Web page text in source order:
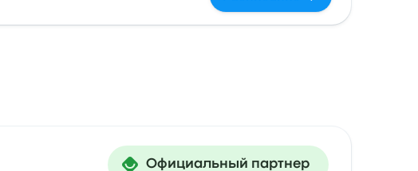
Официальный партнер